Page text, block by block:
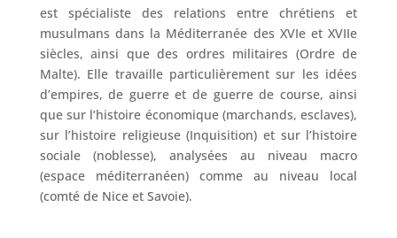
est spécialiste des relations entre chrétiens et
musulmans dans la Méditerranée des XVIe et XVIIe
siècles, ainsi que des ordres militaires (Ordre de
Malte). Elle travaille particulièrement sur les idées
d’empires, de guerre et de guerre de course, ainsi
que sur l’histoire économique (marchands, esclaves),
sur l’histoire religieuse (Inquisition) et sur l’histoire
sociale (noblesse), analysées au niveau macro
(espace méditerranéen) comme au niveau local
(comté de Nice et Savoie).